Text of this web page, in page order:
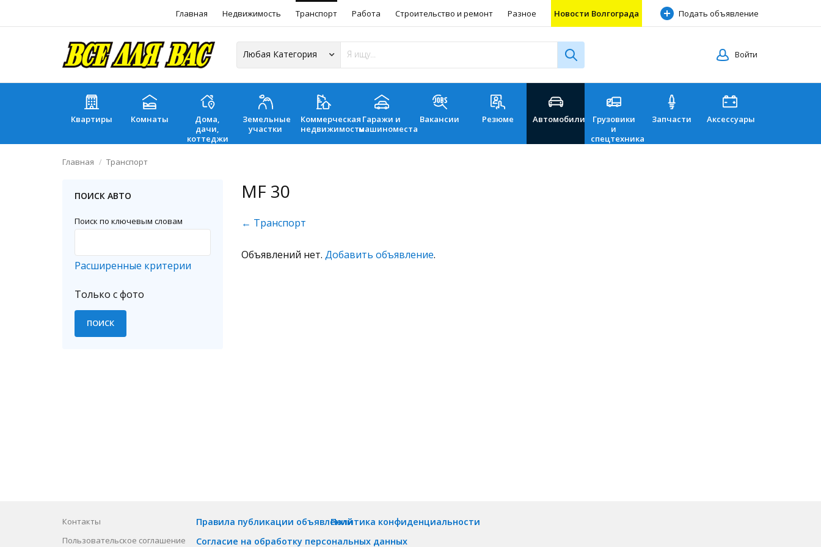
Главная Недвижимость Транспорт Работа Строительство и ремонт Разное Новости Волгограда Подать объявление
Войти
Квартиры Комнаты
Дома,
дачи,
коттеджи
Земельные
участки
Коммерческая
недвижимость
Гаражи и
машиноместа
Вакансии Резюме Автомобили
Грузовики
и
спецтехника
Запчасти Аксессуары
Главная Транспорт
ПОИСК АВТО
Поиск по ключевым словам
Расширенные критерии
Только с фото
MF 30
← Транспорт
Объявлений нет. Добавить объявление.
Контакты
Пользовательское соглашение
Правила публикации объявлений
Согласие на обработку персональных данных
Политика конфиденциальности